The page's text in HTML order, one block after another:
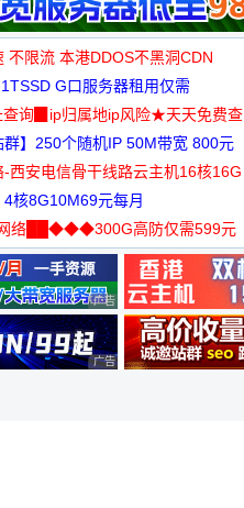
不限流 本港DDOS不黑洞CDN
G口服务器租用仅需
免费测试
查询▉ip归属地ip风险★天天免费查
群】250个随机IP 50M带宽 800元
-西安电信骨干线路云主机16核16G
4核8G10M69元每月
网络██◆◆◆300G高防仅需599元
广告 商业广告，理性选择
广告 商业广告，理性选择